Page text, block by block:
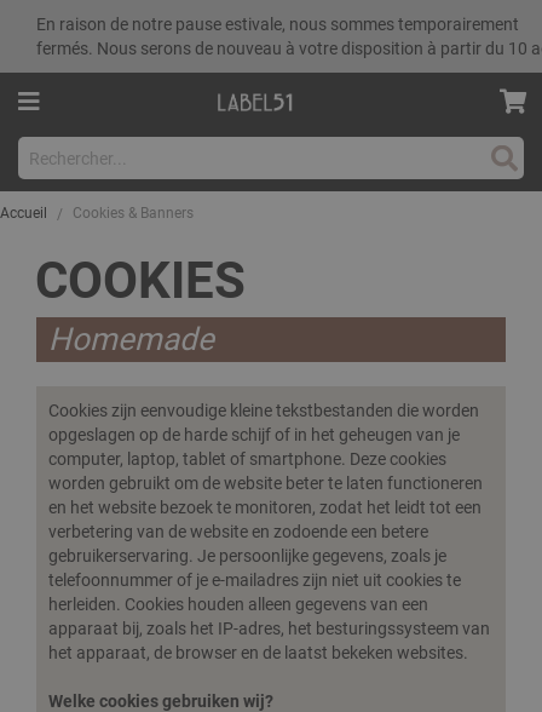
En raison de notre pause estivale, nous sommes temporairement
fermés. Nous serons de nouveau à votre disposition à partir du 10
Accueil Cookies & Banners
COOKIES
Homemade
Cookies zijn eenvoudige kleine tekstbestanden die worden
opgeslagen op de harde schijf of in het geheugen van je
computer, laptop, tablet of smartphone. Deze cookies
worden gebruikt om de website beter te laten functioneren
en het website bezoek te monitoren, zodat het leidt tot een
verbetering van de website en zodoende een betere
gebruikerservaring. Je persoonlijke gegevens, zoals je
telefoonnummer of je e-mailadres zijn niet uit cookies te
herleiden. Cookies houden alleen gegevens van een
apparaat bij, zoals het IP-adres, het besturingssysteem van
het apparaat, de browser en de laatst bekeken websites.
Welke cookies gebruiken wij?